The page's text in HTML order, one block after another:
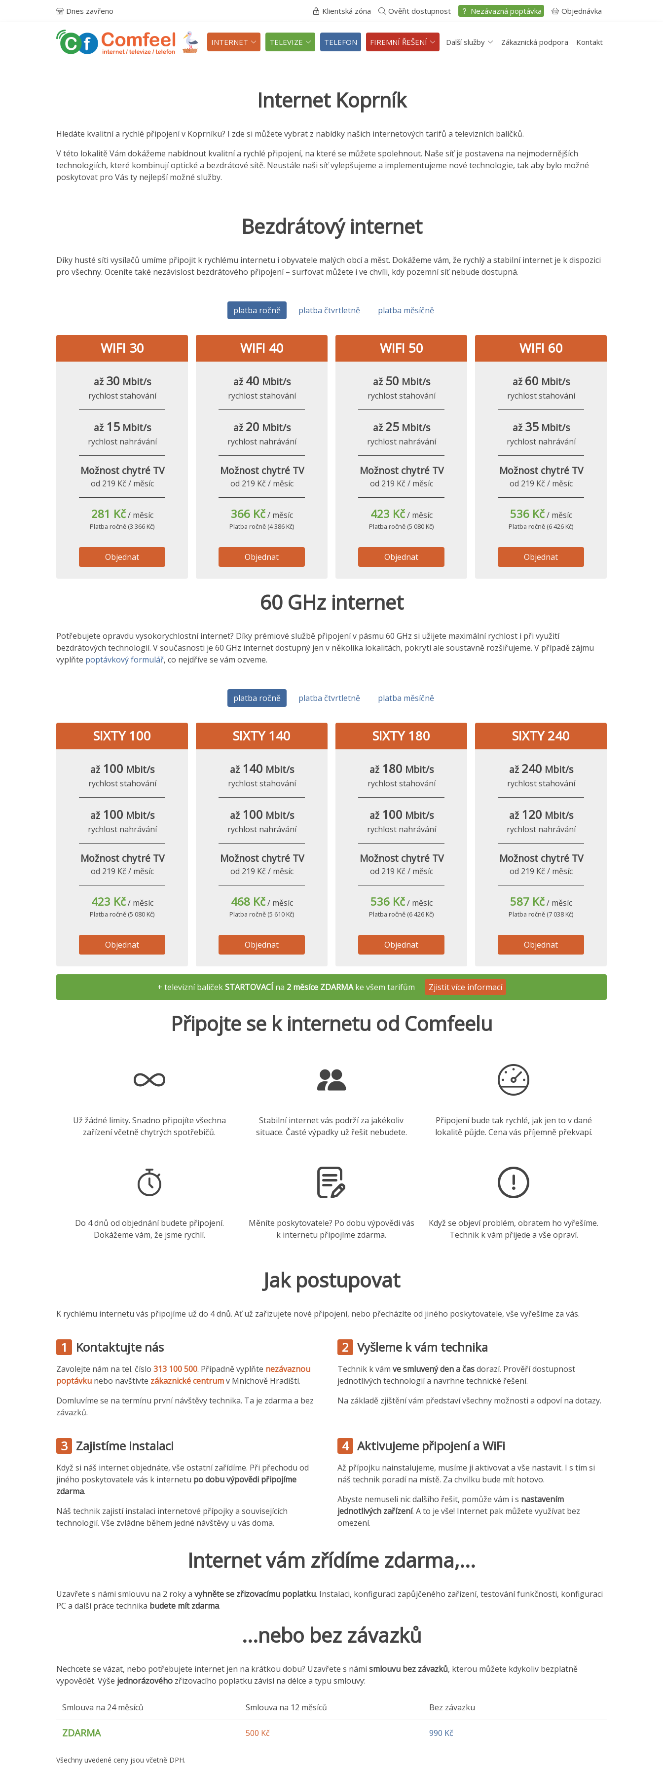
Dnes zavřeno Klientská zóna Ověřit dostupnost Nezávazná poptávka Objednávka
INTERNET TELEVIZE TELEFON FIREMNÍ ŘEŠENÍ Další služby Zákaznická podpora Kontakt
Internet Koprník
Hledáte kvalitní a rychlé připojení v Koprníku? I zde si můžete vybrat z nabídky našich internetových tarifů a televizních balíčků.
V této lokalitě Vám dokážeme nabídnout kvalitní a rychlé připojení, na které se můžete spolehnout. Naše síť je postavena na nejmodernějších
technologiích, které kombinují optické a bezdrátové sítě. Neustále naši síť vylepšujeme a implementujeme nové technologie, tak aby bylo možné
poskytovat pro Vás ty nejlepší možné služby.
Bezdrátový internet
Díky husté síti vysílačů umíme připojit k rychlému internetu i obyvatele malých obcí a měst. Dokážeme vám, že rychlý a stabilní internet je k dispozici
pro všechny. Oceníte také nezávislost bezdrátového připojení – surfovat můžete i ve chvíli, kdy pozemní síť nebude dostupná.
platba ročně platba čtvrtletně platba měsíčně
WIFI 30
až 30 Mbit/s
rychlost stahování
až 15Mbit/s
rychlost nahrávání
Možnost chytré TV
od 219 Kč / měsíc
281 Kč/ měsíc
Platba ročně (3 366 Kč)
Objednat
WIFI 40
až 40 Mbit/s
rychlost stahování
až 20 Mbit/s
rychlost nahrávání
Možnost chytré TV
od 219 Kč / měsíc
366 Kč/ měsíc
Platba ročně (4 386 Kč)
Objednat
WIFI 50
až 50 Mbit/s
rychlost stahování
až 25Mbit/s
rychlost nahrávání
Možnost chytré TV
od 219 Kč / měsíc
423 Kč/ měsíc
Platba ročně (5 080 Kč)
Objednat
WIFI 60
až 60 Mbit/s
rychlost stahování
až 35Mbit/s
rychlost nahrávání
Možnost chytré TV
od 219 Kč / měsíc
536 Kč/ měsíc
Platba ročně (6 426 Kč)
Objednat
60 GHz internet
Potřebujete opravdu vysokorychlostní internet? Díky prémiové službě připojení v pásmu 60 GHz si užijete maximální rychlost i při využití
bezdrátových technologií. V současnosti je 60 GHz internet dostupný jen v několika lokalitách, pokrytí ale soustavně rozšiřujeme. V případě zájmu
vyplňte poptávkový formulář, co nejdříve se vám ozveme.
platba ročně platba čtvrtletně platba měsíčně
SIXTY 100
až 100 Mbit/s
rychlost stahování
až 100 Mbit/s
rychlost nahrávání
Možnost chytré TV
od 219 Kč / měsíc
423 Kč/ měsíc
Platba ročně (5 080 Kč)
Objednat
SIXTY 140
až 140 Mbit/s
rychlost stahování
až 100 Mbit/s
rychlost nahrávání
Možnost chytré TV
od 219 Kč / měsíc
468 Kč/ měsíc
Platba ročně (5 610 Kč)
Objednat
SIXTY 180
až 180 Mbit/s
rychlost stahování
až 100 Mbit/s
rychlost nahrávání
Možnost chytré TV
od 219 Kč / měsíc
536 Kč/ měsíc
Platba ročně (6 426 Kč)
Objednat
SIXTY 240
až 240 Mbit/s
rychlost stahování
až 120 Mbit/s
rychlost nahrávání
Možnost chytré TV
od 219 Kč / měsíc
587 Kč/ měsíc
Platba ročně (7 038 Kč)
Objednat
+ televizní balíčekSTARTOVACÍ na 2 měsíce ZDARMAke všem tarifům Zjistit více informací
Připojte se k internetu od Comfeelu
Už žádné limity. Snadno připojíte všechna
zařízení včetně chytrých spotřebičů.
Stabilní internet vás podrží za jakékoliv
situace. Časté výpadky už řešit nebudete.
Připojení bude tak rychlé, jak jen to v dané
lokalitě půjde. Cena vás příjemně překvapí.
Do 4 dnů od objednání budete připojení.
Dokážeme vám, že jsme rychlí.
Měníte poskytovatele? Po dobu výpovědi vás
k internetu připojíme zdarma.
Když se objeví problém, obratem ho vyřešíme.
Technik k vám přijede a vše opraví.
Jak postupovat
K rychlému internetu vás připojíme už do 4 dnů. Ať už zařizujete nové připojení, nebo přecházíte od jiného poskytovatele, vše vyřešíme za vás.
1 Kontaktujte nás
Zavolejte nám na tel. číslo 313 100 500. Případně vyplňte nezávaznou
poptávku nebo navštivte zákaznické centrumv Mnichově Hradišti.
Domluvíme se na termínu první návštěvy technika. Ta je zdarma a bez
závazků.
2 Vyšleme k vám technika
Technik k vám ve smluvený den a časdorazí. Prověří dostupnost
jednotlivých technologií a navrhne technické řešení.
Na základě zjištění vám představí všechny možnosti a odpoví na dotazy.
3 Zajistíme instalaci
Když si náš internet objednáte, vše ostatní zařídíme. Při přechodu od
jiného poskytovatele vás k internetu po dobu výpovědi připojíme
zdarma.
Náš technik zajistí instalaci internetové přípojky a souvisejících
technologií. Vše zvládne během jedné návštěvy u vás doma.
4 Aktivujeme připojení a WiFi
Až přípojku nainstalujeme, musíme ji aktivovat a vše nastavit. I s tím si
náš technik poradí na místě. Za chvilku bude mít hotovo.
Abyste nemuseli nic dalšího řešit, pomůže vám i s nastavením
jednotlivých zařízení. A to je vše! Internet pak můžete využívat bez
omezení.
Internet vám zřídíme zdarma,...
Uzavřete s námi smlouvu na 2 roky a vyhněte se zřizovacímu poplatku. Instalaci, konfiguraci zapůjčeného zařízení, testování funkčnosti, konfiguraci
PC a další práce technika budete mít zdarma.
...nebo bez závazků
Nechcete se vázat, nebo potřebujete internet jen na krátkou dobu? Uzavřete s námi smlouvu bez závazků, kterou můžete kdykoliv bezplatně
vypovědět. Výše jednorázového zřizovacího poplatku závisí na délce a typu smlouvy:
Smlouva na 24 měsíců
ZDARMA
Smlouva na 12 měsíců
500 Kč
Bez závazku
990 Kč
Všechny uvedené ceny jsou včetně DPH.